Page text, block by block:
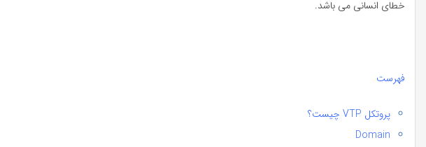
خطای انسانی می باشد.
فهرست
پروتکل VTP چیست؟
Domain